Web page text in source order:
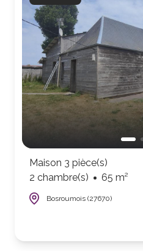
Maison 3 pièce(s)
2 chambre(s)
65 m²
Bosroumois (27670)